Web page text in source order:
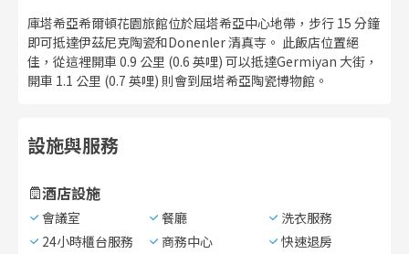
庫塔希亞希爾頓花園旅館位於屈塔希亞中心地帶，步行 15 分鐘
即可抵達伊茲尼克陶瓷和Donenler 清真寺。 此飯店位置絕
佳，從這裡開車 0.9 公里 (0.6 英哩) 可以抵達Germiyan 大街，
開車 1.1 公里 (0.7 英哩) 則會到屈塔希亞陶瓷博物館。
設施與服務
酒店設施
會議室 餐廳
洗衣服務
24小時櫃台服務
商務中心
快速退房